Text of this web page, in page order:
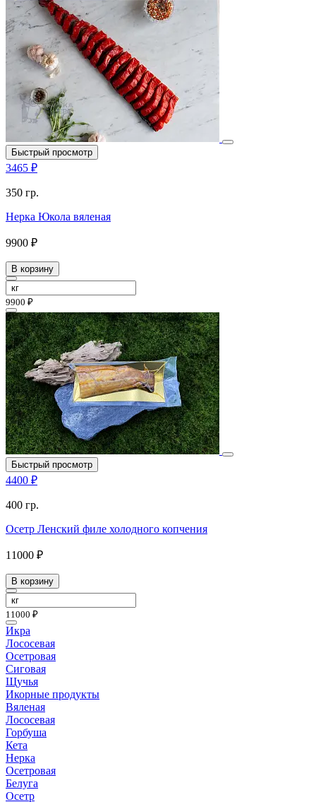
Быстрый просмотр
3465 ₽
350 гр.
Нерка Юкола вяленая
9900 ₽
В корзину
9900 ₽
Быстрый просмотр
4400 ₽
400 гр.
Осетр Ленский филе холодного копчения
11000 ₽
В корзину
11000 ₽
Икра
Лососевая
Осетровая
Сиговая
Щучья
Икорные продукты
Вяленая
Лососевая
Горбуша
Кета
Нерка
Осетровая
Белуга
Осетр